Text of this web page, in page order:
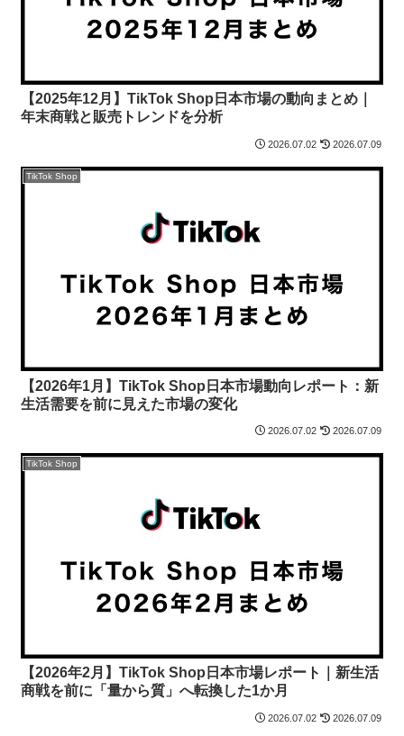
【2025年12月】TikTok Shop日本市場の動向まとめ｜
年末商戦と販売トレンドを分析
2026.07.02 2026.07.09
TikTok Shop
【2026年1月】TikTok Shop日本市場動向レポート：新
生活需要を前に見えた市場の変化
2026.07.02 2026.07.09
TikTok Shop
【2026年2月】TikTok Shop日本市場レポート｜新生活
商戦を前に「量から質」へ転換した1か月
2026.07.02 2026.07.09